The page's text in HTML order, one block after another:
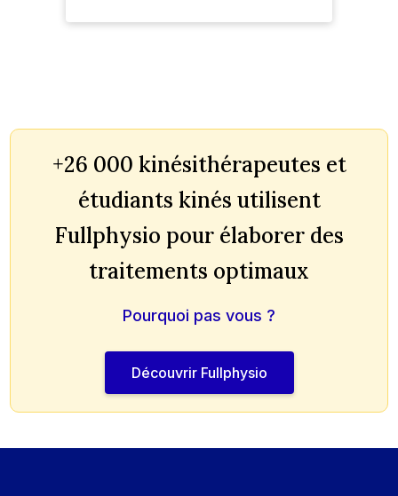
+26 000 kinésithérapeutes et
étudiants kinés utilisent
Fullphysio pour élaborer des
traitements optimaux
Pourquoi pas vous ?
Découvrir Fullphysio